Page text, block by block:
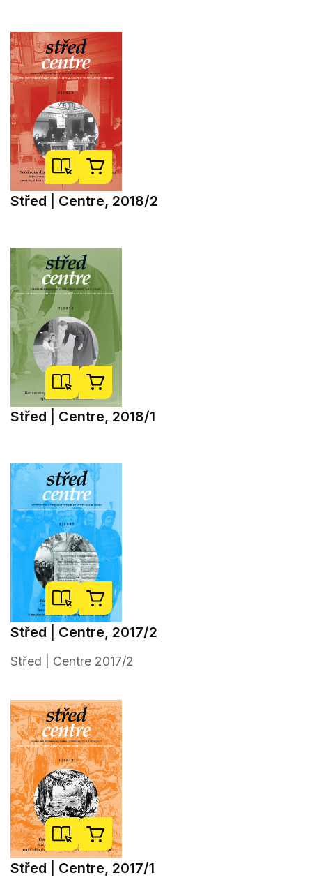
Střed | Centre, 2018/2
Střed | Centre, 2018/1
Střed | Centre, 2017/2
Střed | Centre 2017/2
Střed | Centre, 2017/1